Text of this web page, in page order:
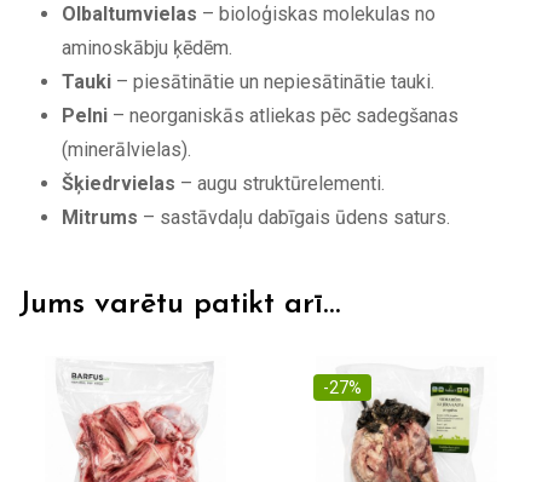
Olbaltumvielas – bioloģiskas molekulas no
aminoskābju ķēdēm.
Tauki – piesātinātie un nepiesātinātie tauki.
Pelni – neorganiskās atliekas pēc sadegšanas
(minerālvielas).
Šķiedrvielas – augu struktūrelementi.
Mitrums – sastāvdaļu dabīgais ūdens saturs.
Jums varētu patikt arī…
-27%